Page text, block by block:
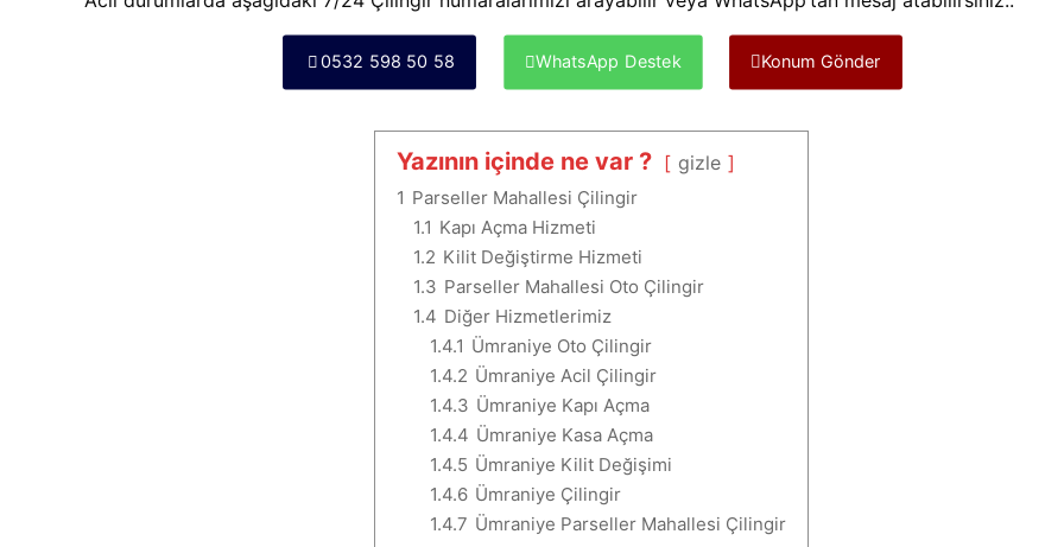
0532 598 50 58 WhatsApp Destek Konum Gönder
Yazının içinde ne var ? gizle
1 Parseller Mahallesi Çilingir
1.1 Kapı Açma Hizmeti
1.2 Kilit Değiştirme Hizmeti
1.3 Parseller Mahallesi Oto Çilingir
1.4 Diğer Hizmetlerimiz
1.4.1 Ümraniye Oto Çilingir
1.4.2 Ümraniye Acil Çilingir
1.4.3 Ümraniye Kapı Açma
1.4.4 Ümraniye Kasa Açma
1.4.5 Ümraniye Kilit Değişimi
1.4.6 Ümraniye Çilingir
1.4.7 Ümraniye Parseller Mahallesi Çilingir